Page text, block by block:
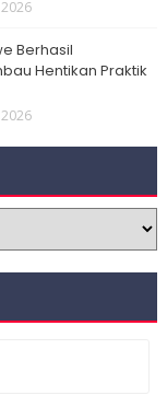
Berhasil
Hentikan Praktik